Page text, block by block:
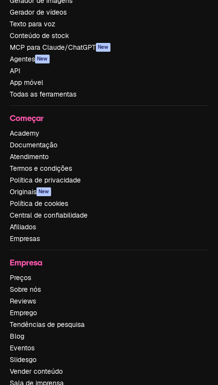
Gerador de vídeos
Texto para voz
Conteúdo de stock
MCP para Claude/ChatGPT New
Agentes New
API
App móvel
Todas as ferramentas
Começar
Academy
Documentação
Atendimento
Termos e condições
Política de privacidade
Originais New
Política de cookies
Central de confiabilidade
Afiliados
Empresas
Empresa
Preços
Sobre nós
Reviews
Emprego
Tendências de pesquisa
Blog
Eventos
Slidesgo
Vender conteúdo
Sala de imprensa